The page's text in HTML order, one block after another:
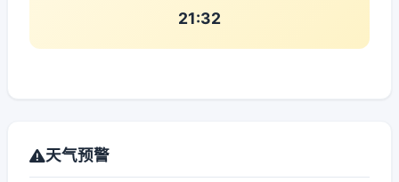
21:32
天气预警